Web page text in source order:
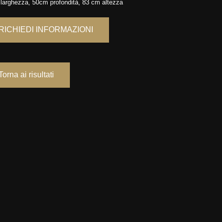
50cm profondità, 83 cm altezza
INFORMAZIONI
ai risultati